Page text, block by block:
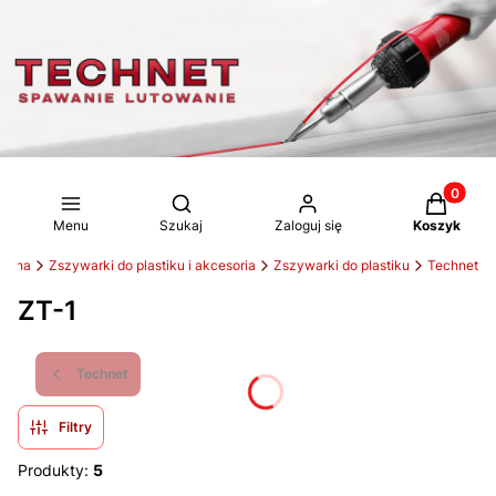
Menu
Otwórz wyszukiwarkę
Szukaj Zaloguj się Koszyk
Zszywarki do plastiku i akcesoria Zszywarki do plastiku Technet
ZT-1
Technet
Filtry
Produkty: 5